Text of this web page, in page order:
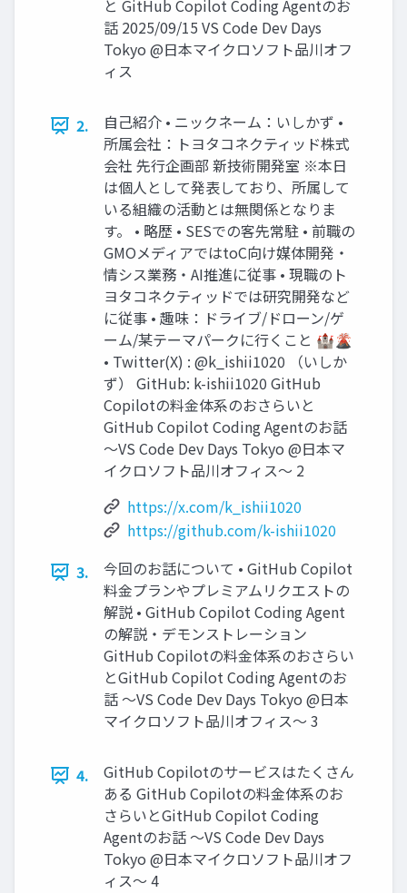
と GitHub Copilot Coding Agentのお
話 2025/09/15 VS Code Dev Days
Tokyo @日本マイクロソフト品川オフ
ィス
2.
自己紹介 • ニックネーム：いしかず •
所属会社：トヨタコネクティッド株式
会社 先行企画部 新技術開発室 ※本日
は個人として発表しており、所属して
いる組織の活動とは無関係となりま
す。 • 略歴 • SESでの客先常駐 • 前職の
GMOメディアではtoC向け媒体開発・
情シス業務・AI推進に従事 • 現職のト
ヨタコネクティッドでは研究開発など
に従事 • 趣味：ドライブ/ドローン/ゲ
ーム/某テーマパークに行くこと 🏰🌋
• Twitter(X) : @k_ishii1020 （いしか
ず） GitHub: k-ishii1020 GitHub
Copilotの料金体系のおさらいと
GitHub Copilot Coding Agentのお話
〜VS Code Dev Days Tokyo @日本マ
イクロソフト品川オフィス〜 2
https://x.com/k_ishii1020
https://github.com/k-ishii1020
3.
今回のお話について • GitHub Copilot
料金プランやプレミアムリクエストの
解説 • GitHub Copilot Coding Agent
の解説・デモンストレーション
GitHub Copilotの料金体系のおさらい
とGitHub Copilot Coding Agentのお
話 〜VS Code Dev Days Tokyo @日本
マイクロソフト品川オフィス〜 3
4.
GitHub Copilotのサービスはたくさん
ある GitHub Copilotの料金体系のお
さらいとGitHub Copilot Coding
Agentのお話 〜VS Code Dev Days
Tokyo @日本マイクロソフト品川オフ
ィス〜 4